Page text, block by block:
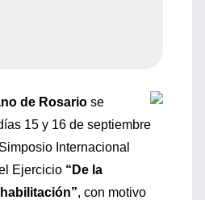
de Rosario se
15 y 16 de septiembre
Internacional
Ejercicio “De la
, con motivo